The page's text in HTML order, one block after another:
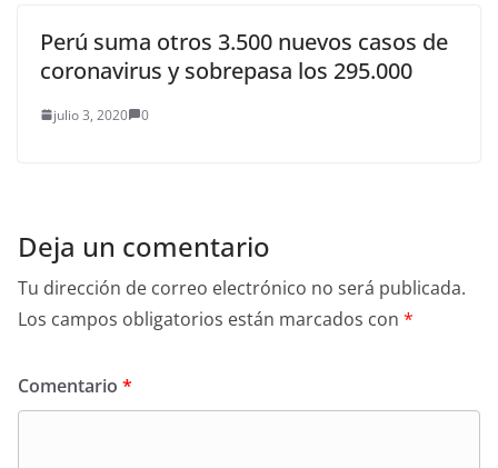
Perú suma otros 3.500 nuevos casos de
coronavirus y sobrepasa los 295.000
julio 3, 2020 0
Deja un comentario
Tu dirección de correo electrónico no será publicada.
Los campos obligatorios están marcados con *
Comentario *